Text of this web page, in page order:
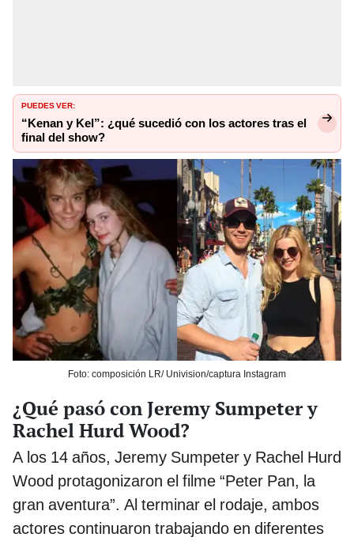
PUEDES VER:
“Kenan y Kel”: ¿qué sucedió con los actores tras el
final del show?
Foto: composición LR/ Univision/captura Instagram
¿Qué pasó con Jeremy Sumpeter y
Rachel Hurd Wood?
A los 14 años, Jeremy Sumpeter y Rachel Hurd
Wood protagonizaron el filme “Peter Pan, la
gran aventura”. Al terminar el rodaje, ambos
actores continuaron trabajando en diferentes